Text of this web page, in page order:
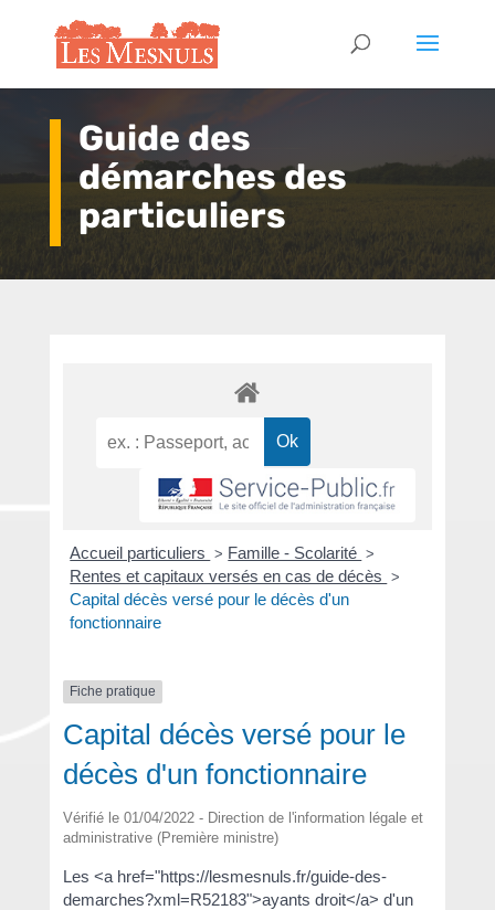
Guide des
démarches des
particuliers
Accueil particuliers > Famille - Scolarité >
Rentes et capitaux versés en cas de décès >
Capital décès versé pour le décès d'un
fonctionnaire
Fiche pratique
Capital décès versé pour le
décès d'un fonctionnaire
Vérifié le 01/04/2022 - Direction de l'information légale et
administrative (Première ministre)
Les <a href="https://lesmesnuls.fr/guide-des-
demarches?xml=R52183">ayants droit</a> d'un